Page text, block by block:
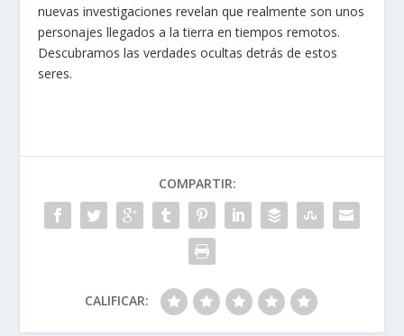
nuevas investigaciones revelan que realmente son unos
personajes llegados a la tierra en tiempos remotos.
Descubramos las verdades ocultas detrás de estos
seres.
COMPARTIR:
CALIFICAR: